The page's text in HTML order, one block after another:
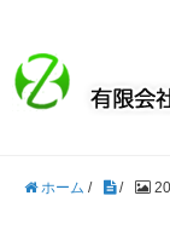
ホーム / /